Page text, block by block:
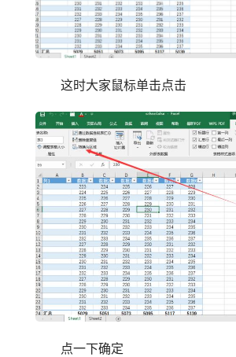
这时大家鼠标单击点击
点一下确定